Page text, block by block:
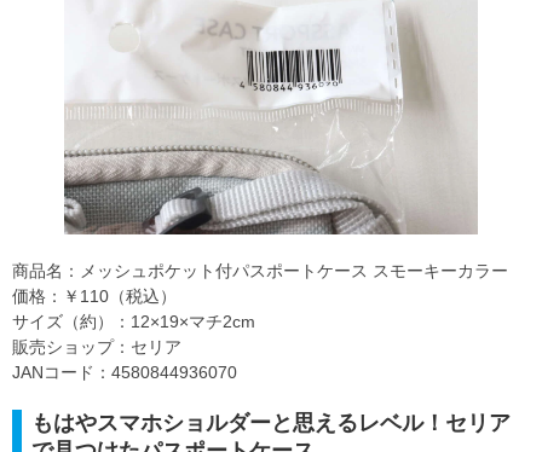
商品名：メッシュポケット付パスポートケース スモーキーカラー
価格：￥110（税込）
サイズ（約）：12×19×マチ2cm
販売ショップ：セリア
JANコード：4580844936070
もはやスマホショルダーと思えるレベル！セリア